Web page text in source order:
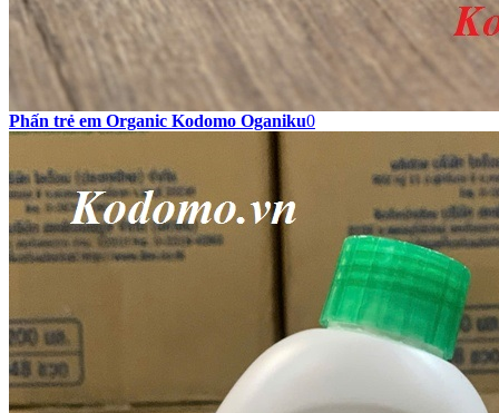
Phấn trẻ em Organic Kodomo Oganiku0